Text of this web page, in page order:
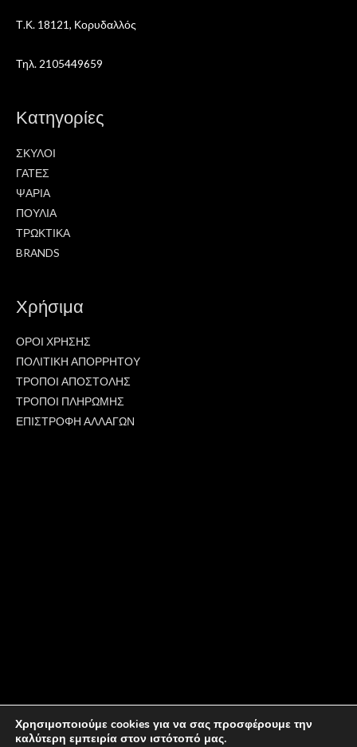
Τ.Κ. 18121, Κορυδαλλός
Τηλ. 2105449659
Κατηγορίες
ΣΚΥΛΟΙ
ΓΑΤΕΣ
ΨΑΡΙΑ
ΠΟΥΛΙΑ
ΤΡΩΚΤΙΚΑ
BRANDS
Χρήσιμα
ΟΡΟΙ ΧΡΗΣΗΣ
ΠΟΛΙΤΙΚΗ ΑΠΟΡΡΗΤΟΥ
ΤΡΟΠΟΙ ΑΠΟΣΤΟΛΗΣ
ΤΡΟΠΟΙ ΠΛΗΡΩΜΗΣ
ΕΠΙΣΤΡΟΦΗ ΑΛΛΑΓΩΝ
Χρησιμοποιούμε cookies για να σας προσφέρουμε την
καλύτερη εμπειρία στον ιστότοπό μας.